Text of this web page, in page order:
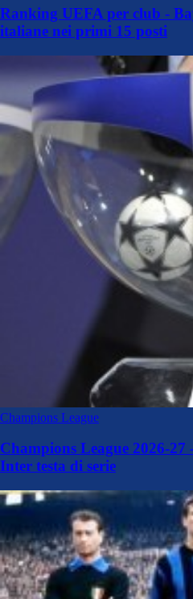
Ranking UEFA per club -
italiane nei primi 15 posti
Champions League
Champions League 2026-
Inter testa di serie